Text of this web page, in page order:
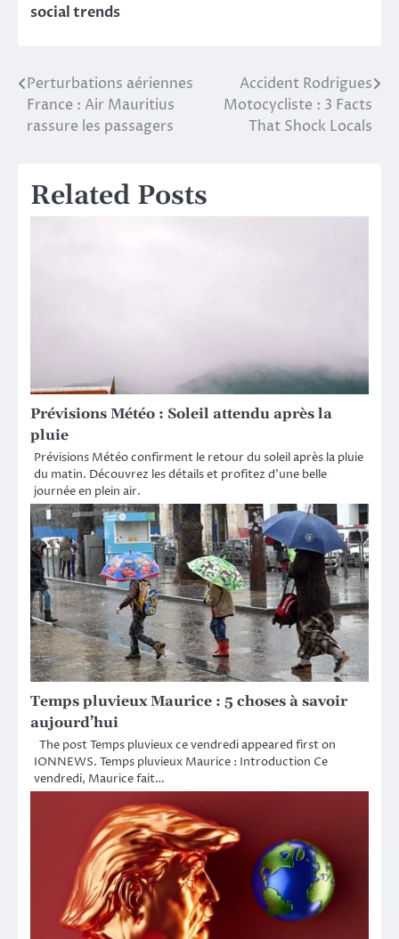
social trends
Post
navigation
Perturbations aériennes
France : Air Mauritius
rassure les passagers
Accident Rodrigues
Motocycliste : 3 Facts
That Shock Locals
Related Posts
Prévisions Météo : Soleil attendu après la
pluie
Prévisions Météo confirment le retour du soleil après la pluie
du matin. Découvrez les détails et profitez d’une belle
journée en plein air.
Temps pluvieux Maurice : 5 choses à savoir
aujourd’hui
The post Temps pluvieux ce vendredi appeared first on
IONNEWS. Temps pluvieux Maurice : Introduction Ce
vendredi, Maurice fait…